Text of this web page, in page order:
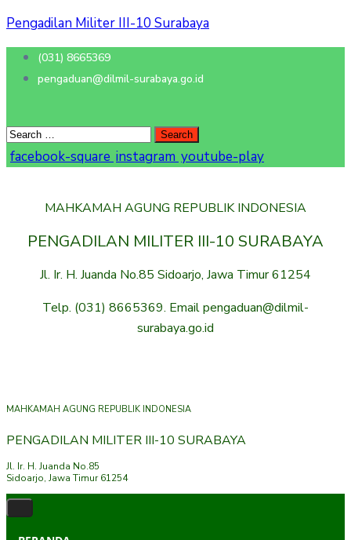
Pengadilan Militer III-10 Surabaya
(031) 8665369
pengaduan@dilmil-surabaya.go.id
facebook-square instagram youtube-play
MAHKAMAH AGUNG REPUBLIK INDONESIA
PENGADILAN MILITER III-10 SURABAYA
Jl. Ir. H. Juanda No.85 Sidoarjo, Jawa Timur 61254
Telp. (031) 8665369. Email pengaduan@dilmil-
surabaya.go.id
MAHKAMAH AGUNG REPUBLIK INDONESIA
PENGADILAN MILITER III-10 SURABAYA
Jl. Ir. H. Juanda No.85
Sidoarjo, Jawa Timur 61254